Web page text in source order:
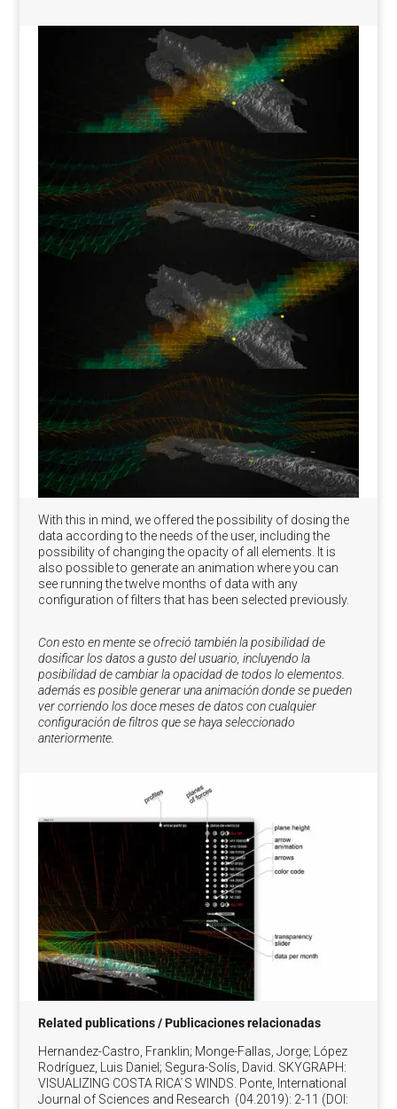
With this in mind, we offered the possibility of dosing the
data according to the needs of the user, including the
possibility of changing the opacity of all elements. It is
also possible to generate an animation where you can
see running the twelve months of data with any
configuration of filters that has been selected previously.
Con esto en mente se ofreció también la posibilidad de
dosificar los datos a gusto del usuario, incluyendo la
posibilidad de cambiar la opacidad de todos lo elementos.
además es posible generar una animación donde se pueden
ver corriendo los doce meses de datos con cualquier
configuración de filtros que se haya seleccionado
anteriormente.
Related publications /Publicaciones relacionadas
Hernandez-Castro, Franklin; Monge-Fallas, Jorge; López
Rodríguez, Luis Daniel; Segura-Solís, David. SKYGRAPH:
VISUALIZING COSTA RICA ́S WINDS. Ponte, International
Journal of Sciences and Research (04.2019): 2-11 (DOI: